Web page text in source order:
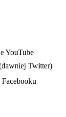
YouTube
Twitter)